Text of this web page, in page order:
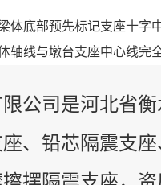
体底部预先标记支座十字
轴线与墩台支座中心线完
公司是河北省
、铅芯隔震支